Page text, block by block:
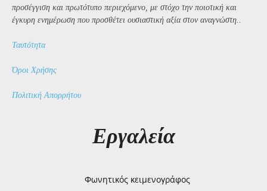
προσέγγιση και πρωτότυπο περιεχόμενο, με στόχο την ποιοτική και
έγκυρη ενημέρωση που προσθέτει ουσιαστική αξία στον αναγνώστη..
Ταυτότητα
Όροι Χρήσης
Πολιτική Απορρήτου
Εργαλεία
Φωνητικός κειμενογράφος